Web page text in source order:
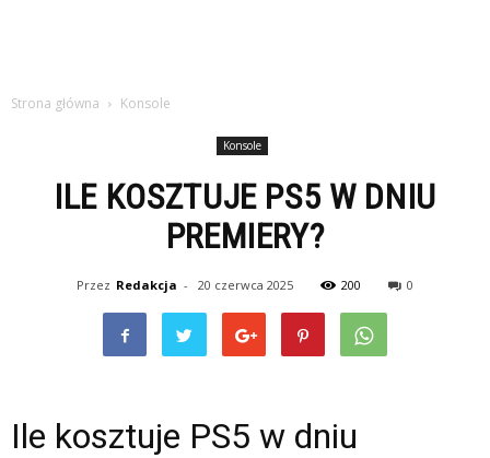
Strona główna Konsole
Konsole
ILE KOSZTUJE PS5 W DNIU
PREMIERY?
Przez Redakcja - 20 czerwca 2025 200 0
Ile kosztuje PS5 w dniu